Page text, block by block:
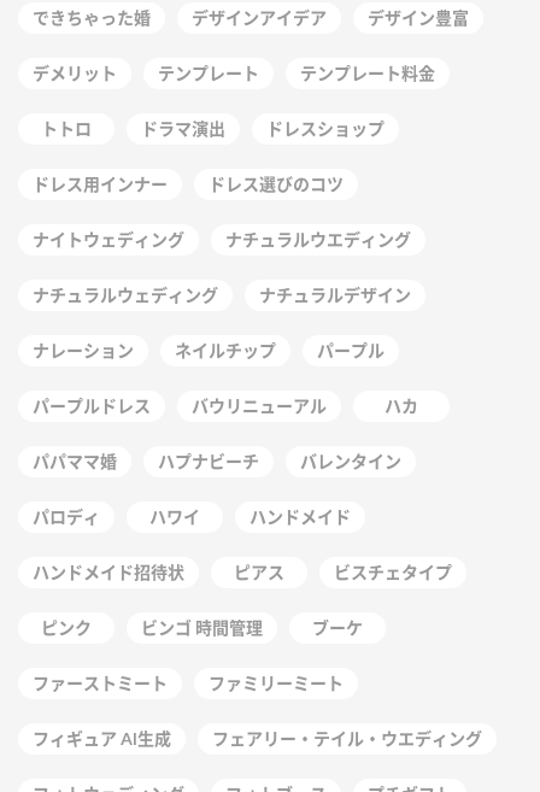
できちゃった婚 デザインアイデア デザイン豊富
デメリット テンプレート テンプレート料金
トトロ ドラマ演出 ドレスショップ
ドレス用インナー ドレス選びのコツ
ナイトウェディング ナチュラルウエディング
ナチュラルウェディング ナチュラルデザイン
ナレーション ネイルチップ パープル
パープルドレス バウリニューアル ハカ
パパママ婚 ハプナビーチ バレンタイン
パロディ ハワイ ハンドメイド
ハンドメイド招待状 ピアス ビスチェタイプ
ピンク ビンゴ 時間管理 ブーケ
ファーストミート ファミリーミート
フィギュア AI生成 フェアリー・テイル・ウエディング